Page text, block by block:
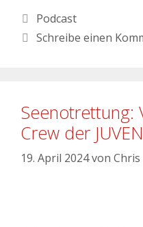
Podcast
Schreibe einen
Seenotrettung:
Crew der
19. April 2024von Chris